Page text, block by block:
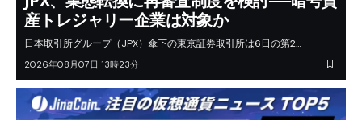
産トレジャリー企業は対象か
日本取引所グループ（JPX）傘下の東京証券取引所は6日の第2…
2026年08月07日 13時23分